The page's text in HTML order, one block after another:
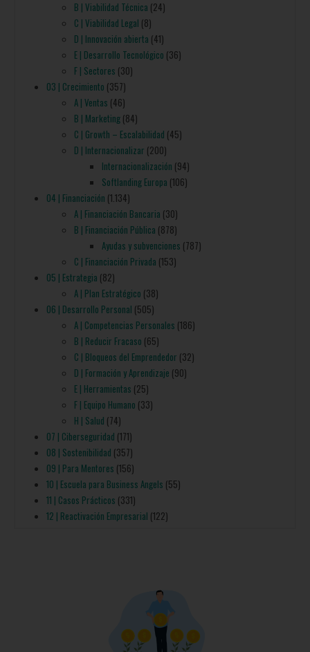
B | Viabilidad Técnica (24)
C | Viabilidad Legal (8)
D | Innovación abierta (41)
E | Desarrollo Tecnológico (36)
F | Sectores (30)
03 | Crecimiento (357)
A | Ventas (46)
B | Marketing(84)
C | Growth – Escalabilidad (45)
D | Internacionalizar (200)
Internacionalización (94)
Softlanding Europa (106)
04 | Financiación (1.134)
A | Financiación Bancaria (30)
B | Financiación Pública (878)
Ayudas y subvenciones (787)
C | Financiación Privada (153)
05 | Estrategia (82)
A | Plan Estratégico (38)
06 | Desarrollo Personal (505)
A | Competencias Personales (186)
B | Reducir Fracaso (65)
C | Bloqueos del Emprendedor (32)
D | Formación y Aprendizaje (90)
E | Herramientas (25)
F | Equipo Humano (33)
H | Salud (74)
07 | Ciberseguridad (171)
08 | Sostenibilidad (357)
09 | Para Mentores (156)
10 | Escuela para Business Angels (55)
11 | Casos Prácticos (331)
12 | Reactivación Empresarial (122)